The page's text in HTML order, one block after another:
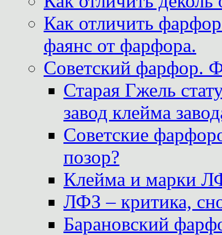
Как отличить
фаянс от фарфора.
Советский фарфор.
Старая Гжель
завод клейма
Советские
позор?
Клейма и марки
ЛФЗ – критика,
Барановский